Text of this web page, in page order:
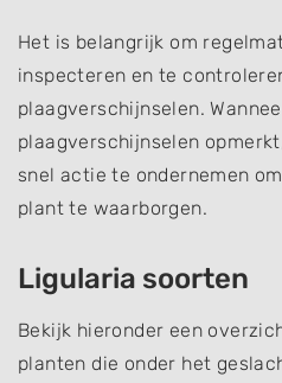
Het is belangrijk om
inspecteren en te
plaagverschijnselen.
plaagverschijnselen
snel actie te ondernemen
plant te waarborgen.
Ligularia soorten
Bekijk hieronder een
planten die onder het